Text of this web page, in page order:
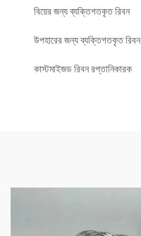
বিয়ের জন্য ব্যক্তিগতকৃত রিবন
উপহারের জন্য ব্যক্তিগতকৃত রিবন
কাস্টমাইজড রিবন রপ্তানিকারক